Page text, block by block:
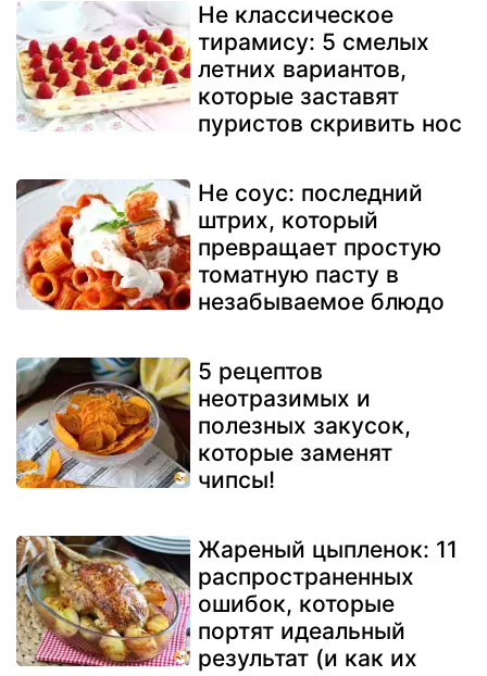
Не классическое
тирамису: 5 смелых
летних вариантов,
которые заставят
пуристов скривить нос
Не соус: последний
штрих, который
превращает простую
томатную пасту в
незабываемое блюдо
5 рецептов
неотразимых и
полезных закусок,
которые заменят
чипсы!
Жареный цыпленок: 11
распространенных
ошибок, которые
портят идеальный
результат (и как их